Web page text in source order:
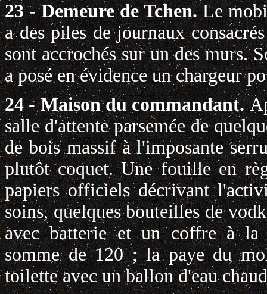
23 - Demeure de Tchen.Le
a des piles de journaux
sont accrochés sur un des murs.
a posé en évidence un chargeur
24 - Maison du commandant.
salle d'attente parsemée de
de bois massif à l'imposante
plutôt coquet. Une fouille en
papiers officiels décrivant
soins, quelques bouteilles de
avec batterie et un coffre à la
somme de 120 ; la paye du
toilette avec un ballon d'eau